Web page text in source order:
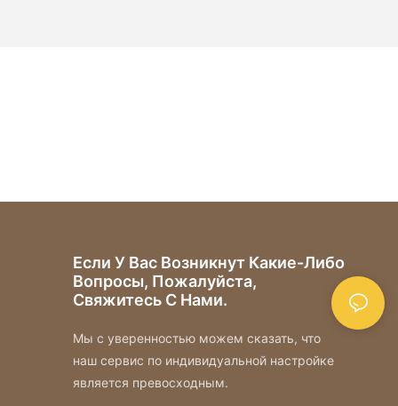
Если У Вас Возникнут Какие-Либо
Вопросы, Пожалуйста,
Свяжитесь С Нами.
Мы с уверенностью можем сказать, что
наш сервис по индивидуальной настройке
является превосходным.